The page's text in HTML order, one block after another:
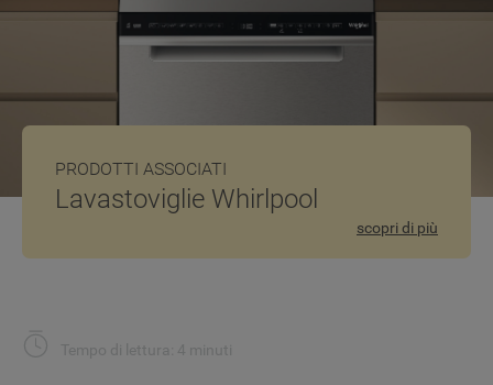
PRODOTTI ASSOCIATI
Lavastoviglie Whirlpool
scopri di più
Tempo di lettura: 4 minuti